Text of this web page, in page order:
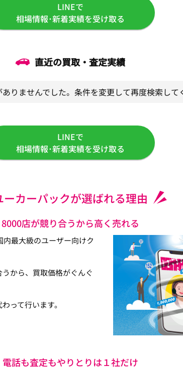
LINEで
相場情報･新着実績を受け取る
直近の買取・査定実績
りませんでした。条件を変更して再度検索して
LINEで
相場情報･新着実績を受け取る
ーカーパックが選ばれる理由
8000店が競り合うから高く売れる
最大級のユーザー向けク
から、買取価格がぐんぐ
って行います。
電話も査定もやりとりは１社だけ